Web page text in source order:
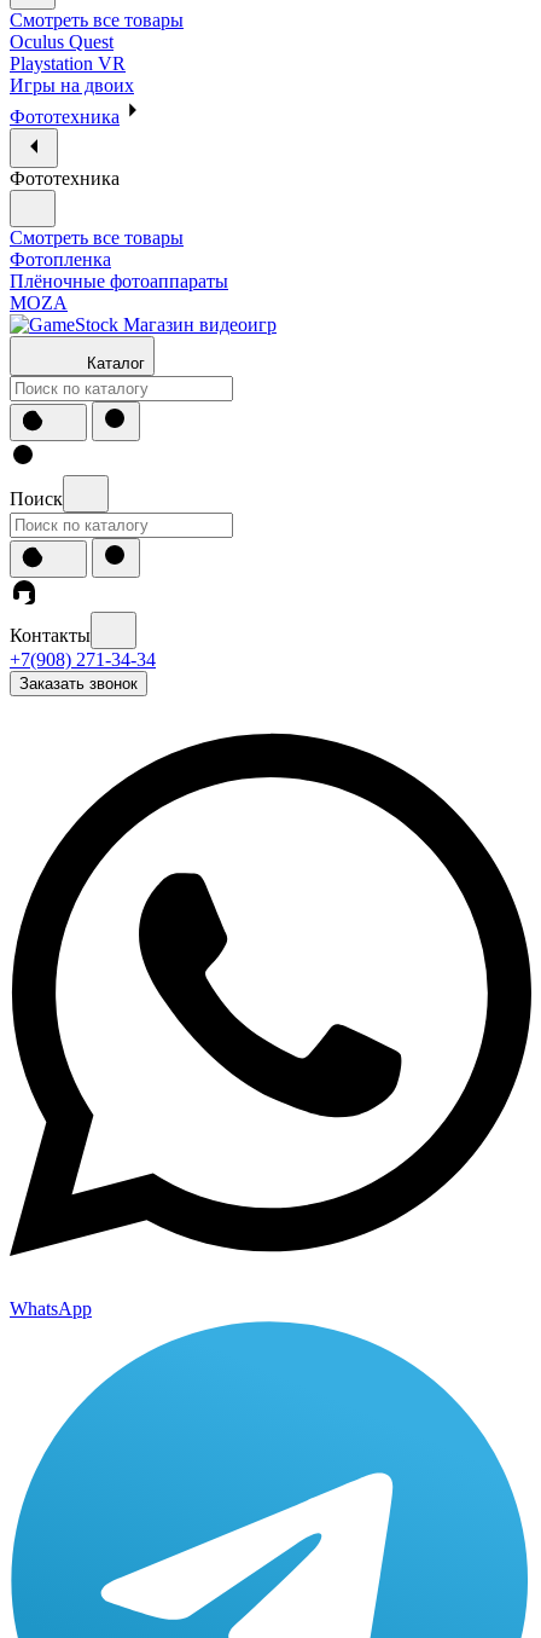
Смотреть все товары
Oculus Quest
Playstation VR
Игры на двоих
Фототехника
Фототехника
Смотреть все товары
Фотопленка
Плёночные фотоаппараты
MOZA
Каталог
Поиск
Контакты
+7(908) 271-34-34
Заказать звонок
WhatsApp